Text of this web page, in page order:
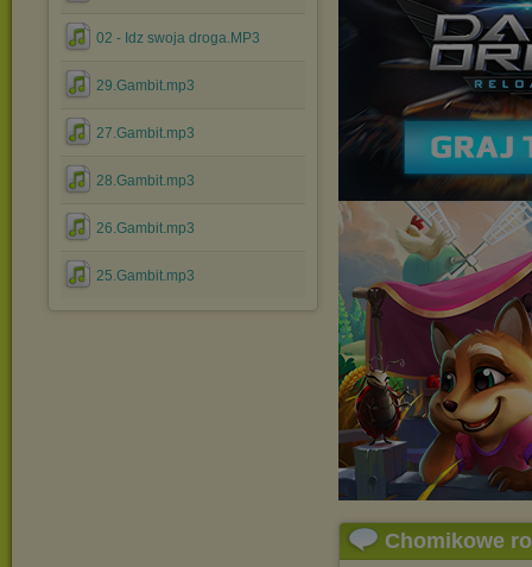
02 - Idz swoja droga.MP3
29.Gambit.mp3
27.Gambit.mp3
28.Gambit.mp3
26.Gambit.mp3
25.Gambit.mp3
Chomikowe